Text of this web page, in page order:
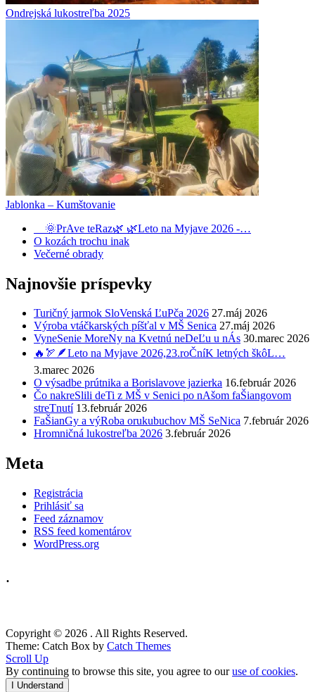
Ondrejská lukostreľba 2025
Jablonka – Kumštovanie
🌞PrAve teRaz🌿 🌿Leto na Myjave 2026 -…
O kozách trochu inak
Večerné obrady
Najnovšie príspevky
Turičný jarmok SloVenská ĽuPča 2026 27.máj 2026
Výroba vtáčkarských píšťal v MŠ Senica 27.máj 2026
VyneSenie MoreNy na Kvetnú neDeĽu u nÁs 30.marec 2026
🔥🏹🪶Leto na Myjave 2026,23.roČníK letných škôL…
3.marec 2026
O výsadbe prútnika a Borislavove jazierka 16.február 2026
Čo nakreSlili deTi z MŠ v Senici po nAšom faŠiangovom
streTnutí 13.február 2026
FaŠianGy a výRoba orukubuchov MŠ SeNica 7.február 2026
Hromničná lukostreľba 2026 3.február 2026
Meta
Registrácia
Prihlásiť sa
Feed záznamov
RSS feed komentárov
WordPress.org
.
Copyright © 2026 . All Rights Reserved.
Theme: Catch Box by Catch Themes
Scroll Up
By continuing to browse this site, you agree to ouruse of cookies.
I Understand